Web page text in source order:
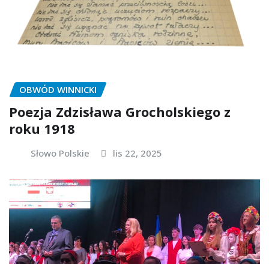
OBWÓD WINNICKI
Poezja Zdzisława Grocholskiego z
roku 1918
Słowo Polskie lis 22, 2025